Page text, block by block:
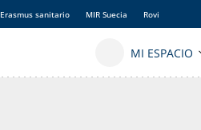
Erasmus sanitario MIR Suecia Rovi